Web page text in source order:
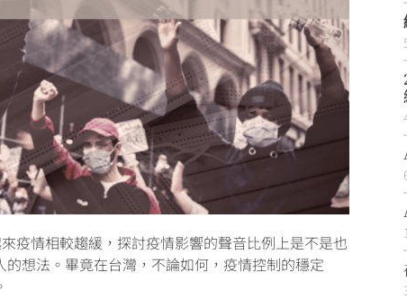
疫情相較趨緩，探討疫情影響的聲音比例上是不是也
想法。畢竟在台灣，不論如何，疫情控制的穩定